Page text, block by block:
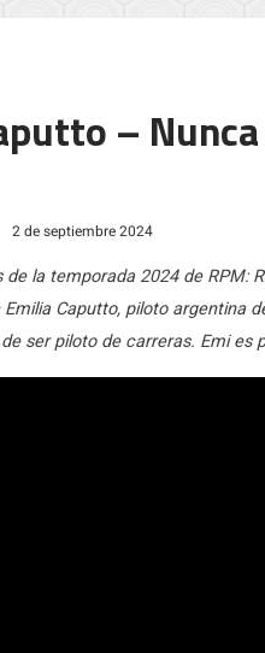
–
2 de septiembre 2024
de la temporada 2024 de
Caputto, piloto argentina
ser piloto de carreras. Emi